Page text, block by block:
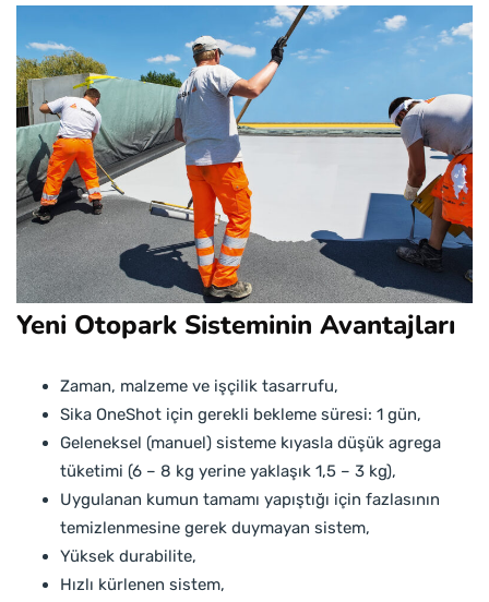
Yeni Otopark Sisteminin Avantajları
Zaman, malzeme ve işçilik tasarrufu,
Sika OneShot için gerekli bekleme süresi: 1 gün,
Geleneksel (manuel) sisteme kıyasla düşük agrega
tüketimi (6 – 8 kg yerine yaklaşık 1,5 – 3 kg),
Uygulanan kumun tamamı yapıştığı için fazlasının
temizlenmesine gerek duymayan sistem,
Yüksek durabilite,
Hızlı kürlenen sistem,